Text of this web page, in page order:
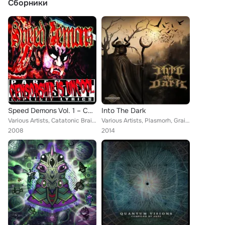
Сборники
Speed Demons Vol. 1 – Censorship Is Uncool
Various Artists, Catatonic Brain, Ketamin, Venom Sense, Zero Blade, Mr Hades, Select Project, Satanic Mutant, Sator Arepo, The A...
2008
Into The Dark
Various Artists, Plasmorh, Grainripper, Psy4tecks, Blind-Ox, Crona, Seven Dark, Yata-Garasu, Hishiryo, Unvolved, Zero Blade, Moy...
2014